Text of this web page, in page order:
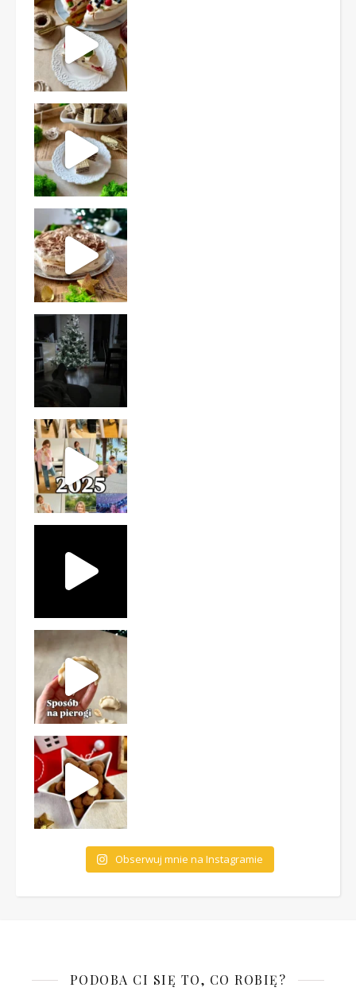
Ten deser to prawdziwy HIT PRL-u! Wafle przełożo
Obserwuj mnie na Instagramie
PODOBA CI SIĘ TO, CO ROBIĘ?